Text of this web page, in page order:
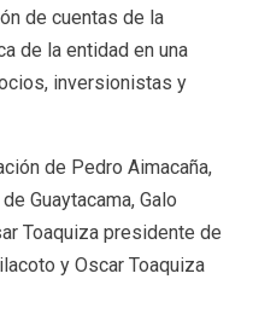
de cuentas de la
de la entidad en una
inversionistas y
de Pedro Aimacaña,
Guaytacama, Galo
Toaquiza presidente de
y Oscar Toaquiza